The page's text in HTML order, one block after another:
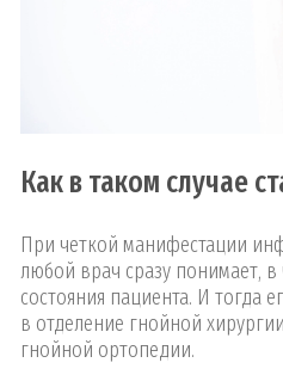
Как в таком случае
При четкой манифестации
любой врач сразу понимает,
состояния пациента. И тогда
в отделение гнойной
гнойной ортопедии.